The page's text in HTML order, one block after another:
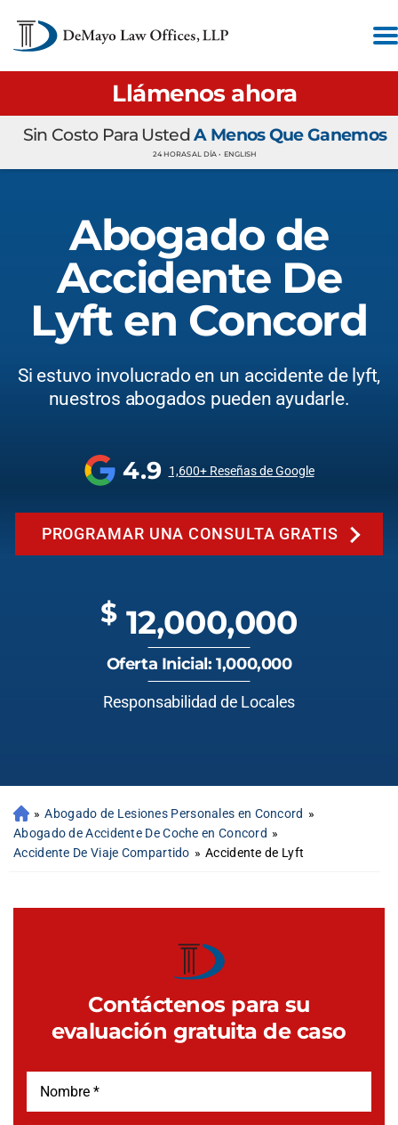
Llámenos ahora
Sin Costo Para UstedA Menos Que Ganemos
24 HORAS AL DÍA • ENGLISH
Abogado de
Accidente De
Lyft en Concord
Si estuvo involucrado en un accidente de lyft,
nuestros abogados pueden ayudarle.
4.9 1,600+ Reseñas de Google
PROGRAMAR UNA CONSULTA GRATIS
$ 12,000,000
Oferta Inicial: 1,000,000
Responsabilidad de Locales
» Abogado de Lesiones Personales en Concord »
Abogado de Accidente De Coche en Concord »
Accidente De Viaje Compartido » Accidente de Lyft
Contáctenos para su
evaluación gratuita de caso